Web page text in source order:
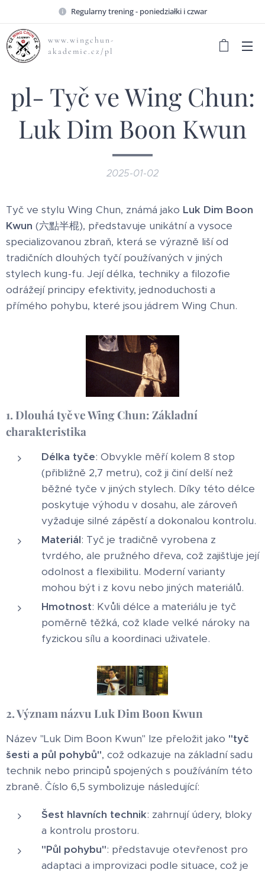
Regularny trening - poniedziałki i czwar
www.wingchun-
akademie.cz/pl
pl- Tyč ve Wing Chun:
Luk Dim Boon Kwun
2025-01-02
Tyč ve stylu Wing Chun, známá jako Luk Dim Boon
Kwun (六點半棍), představuje unikátní a vysoce
specializovanou zbraň, která se výrazně liší od
tradičních dlouhých tyčí používaných v jiných
stylech kung-fu. Její délka, techniky a filozofie
odrážejí principy efektivity, jednoduchosti a
přímého pohybu, které jsou jádrem Wing Chun.
1. Dlouhá tyč ve Wing Chun: Základní
charakteristika
Délka tyče: Obvykle měří kolem 8 stop
(přibližně 2,7 metru), což ji činí delší než
běžné tyče v jiných stylech. Díky této délce
poskytuje výhodu v dosahu, ale zároveň
vyžaduje silné zápěstí a dokonalou kontrolu.
Materiál: Tyč je tradičně vyrobena z
tvrdého, ale pružného dřeva, což zajišťuje její
odolnost a flexibilitu. Moderní varianty
mohou být i z kovu nebo jiných materiálů.
Hmotnost: Kvůli délce a materiálu je tyč
poměrně těžká, což klade velké nároky na
fyzickou sílu a koordinaci uživatele.
2. Význam názvu Luk Dim Boon Kwun
Název "Luk Dim Boon Kwun" lze přeložit jako "tyč
šesti a půl pohybů", což odkazuje na základní sadu
technik nebo principů spojených s používáním této
zbraně. Číslo 6,5 symbolizuje následující:
Šest hlavních technik: zahrnují údery, bloky
a kontrolu prostoru.
"Půl pohybu": představuje otevřenost pro
adaptaci a improvizaci podle situace, což je